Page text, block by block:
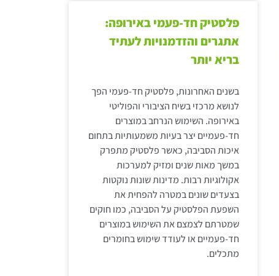
פלסטיק חד-פעמי באירופה:
אתגרים והזדמנויות לעתיד
בריא יותר
בשנים האחרונות, פלסטיק חד-פעמי הפך
לנושא מרכזי בשיח הציבורי והפוליטי
באירופה. השימוש הנרחב במוצרים
חד-פעמיים יצר בעיות משמעותיות בתחום
איכות הסביבה, כאשר פלסטיק מתפרק
במשך מאות שנים ומזיק למערכות
אקולוגיות רבות. מדינות שונות נוקטות
בצעדים שונים במטרה להפחית את
השפעת הפלסטיק על הסביבה, כמו חוקים
שמטרתם לצמצם את השימוש במוצרים
חד-פעמיים או לעודד שימוש בחומרים
מתכלים.